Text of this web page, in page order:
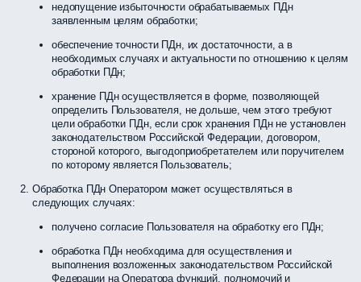
недопущение избыточности обрабатываемых ПДн
заявленным целям обработки;
обеспечение точности ПДн, их достаточности, а в
необходимых случаях и актуальности по отношению к целям
обработки ПДн;
хранение ПДн осуществляется в форме, позволяющей
определить Пользователя, не дольше, чем этого требуют
цели обработки ПДн, если срок хранения ПДн не установлен
законодательством Российской Федерации, договором,
стороной которого, выгодоприобретателем или поручителем
по которому является Пользователь;
Обработка ПДн Оператором может осуществляться в
следующих случаях:
получено согласие Пользователя на обработку его ПДн;
обработка ПДн необходима для осуществления и
выполнения возложенных законодательством Российской
Федерации на Оператора функций, полномочий и